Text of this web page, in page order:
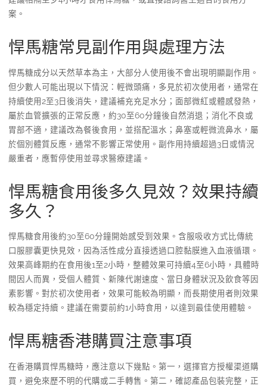
案。
悍馬糖常見副作用與處理方法
悍馬糖成分以天然草本為主，大部分人使用後不會出現明顯副作用。
但少數人可能出現以下情況：輕微頭痛，多見於初次使用者，通常在
持續使用2至3日後消失，建議補充充足水分；面部微紅或體感發熱，
屬於血管擴張的正常反應，約30至60分鐘後自然消退；消化不良或
胃部不適，建議改為餐後食用，並搭配溫水；鼻塞或輕微流鼻水，屬
於個別體質反應，通常不影響正常使用。副作用持續超過3日或情況
嚴重者，應暫停使用並尋求醫療建議。
悍馬糖食用後多久見效？效果持續
多久？
悍馬糖食用後約30至60分鐘開始感受到效果。含服吸收方式比傳統
口服膠囊更快見效，因為活性成分直接透過口腔黏膜進入血液循環。
效果高峰期約在食用後1至2小時，整體效果可持續4至6小時，具體時
間因人而異，受個人體質、新陳代謝速度、當日身體狀況及飲食等因
素影響。對於初次使用者，效果可能較為明顯，而長期使用者則效果
較為穩定持續。建議在需要前約1小時食用，以達到最佳使用體驗。
悍馬糖香港購買注意事項
在香港購買悍馬糖時，應注意以下幾點。第一，選擇官方授權渠道購
買，避免來歷不明的代購或二手轉售。第二，確認產品包裝完整，正